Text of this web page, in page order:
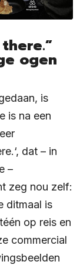
ogen
is
is na een
dat – in
–
zeg nou zelf:
ditmaal is
op reis en
commercial